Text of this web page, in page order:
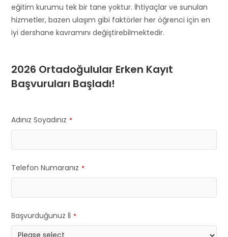
eğitim kurumu tek bir tane yoktur. İhtiyaçlar ve sunulan
hizmetler, bazen ulaşım gibi faktörler her öğrenci için en
iyi dershane kavramını değiştirebilmektedir.
2026 Ortadoğulular Erken Kayıt
Başvuruları Başladı!
Adınız Soyadınız *
Telefon Numaranız *
Başvurduğunuz İl *